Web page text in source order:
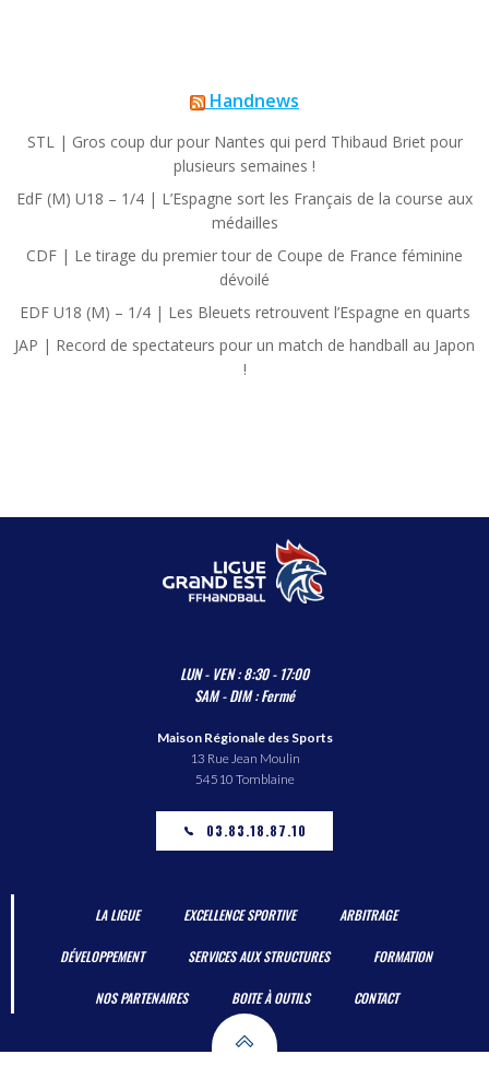
Handnews
STL | Gros coup dur pour Nantes qui perd Thibaud Briet pour
plusieurs semaines !
EdF (M) U18 – 1/4 | L’Espagne sort les Français de la course aux
médailles
CDF | Le tirage du premier tour de Coupe de France féminine
dévoilé
EDF U18 (M) – 1/4 | Les Bleuets retrouvent l’Espagne en quarts
JAP | Record de spectateurs pour un match de handball au Japon
!
LUN - VEN : 8:30 - 17:00
SAM - DIM : Fermé
Maison Régionale des Sports
13 Rue Jean Moulin
54510 Tomblaine
03.83.18.87.10
LA LIGUE EXCELLENCE SPORTIVE ARBITRAGE
DÉVELOPPEMENT SERVICES AUX STRUCTURES FORMATION
NOS PARTENAIRES BOITE À OUTILS CONTACT